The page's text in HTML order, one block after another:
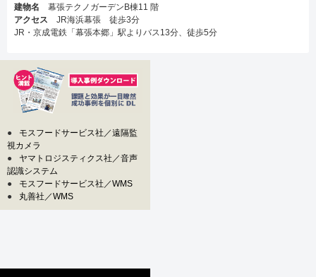
建物名 幕張テクノガーデンB棟11 階
アクセス JR海浜幕張 徒歩3分
JR・京成電鉄「幕張本郷」駅よりバス13分、徒歩5分
●
モスフードサービス社／遠隔監
視カメラ
●
ヤマトロジスティクス社／音声
認識システム
●
モスフードサービス社／WMS
●
丸善社／WMS